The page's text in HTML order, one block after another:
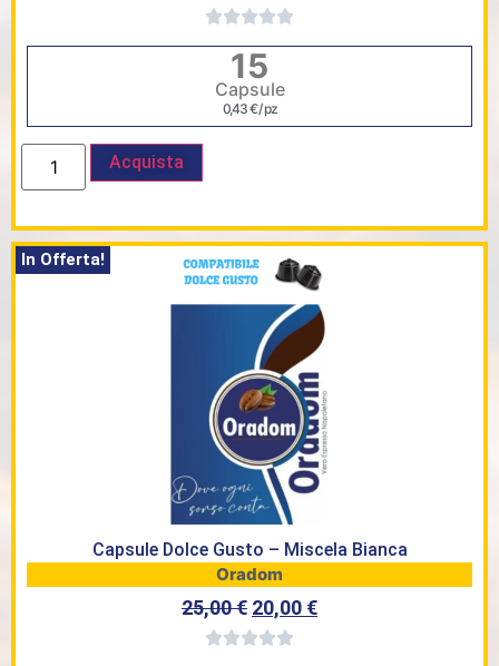
15
Capsule
0,43€/ pz
Acquista
In Offerta!
Capsule Dolce Gusto – Miscela Bianca
Oradom
25,00€ 20,00 €